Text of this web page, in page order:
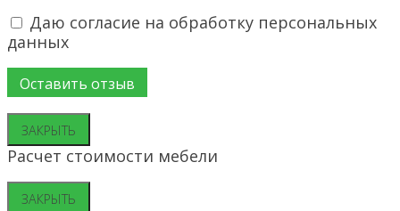
Даю согласие на обработку персональных
данных
ЗАКРЫТЬ
Расчет стоимости мебели
ЗАКРЫТЬ